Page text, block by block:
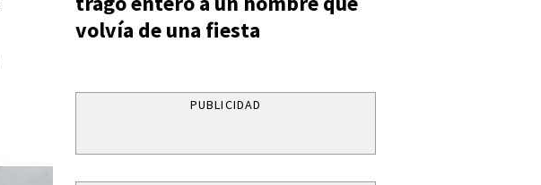
volvía de una fiesta
PUBLICIDAD